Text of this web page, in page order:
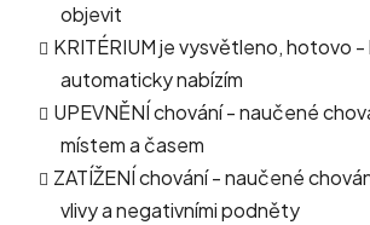
objevit
KRITÉRIUM je vysvětleno, hotovo -
automaticky nabízím
UPEVNĚNÍ chování - naučené
místem a časem
ZATÍŽENÍ chování - naučené
vlivy a negativními podněty